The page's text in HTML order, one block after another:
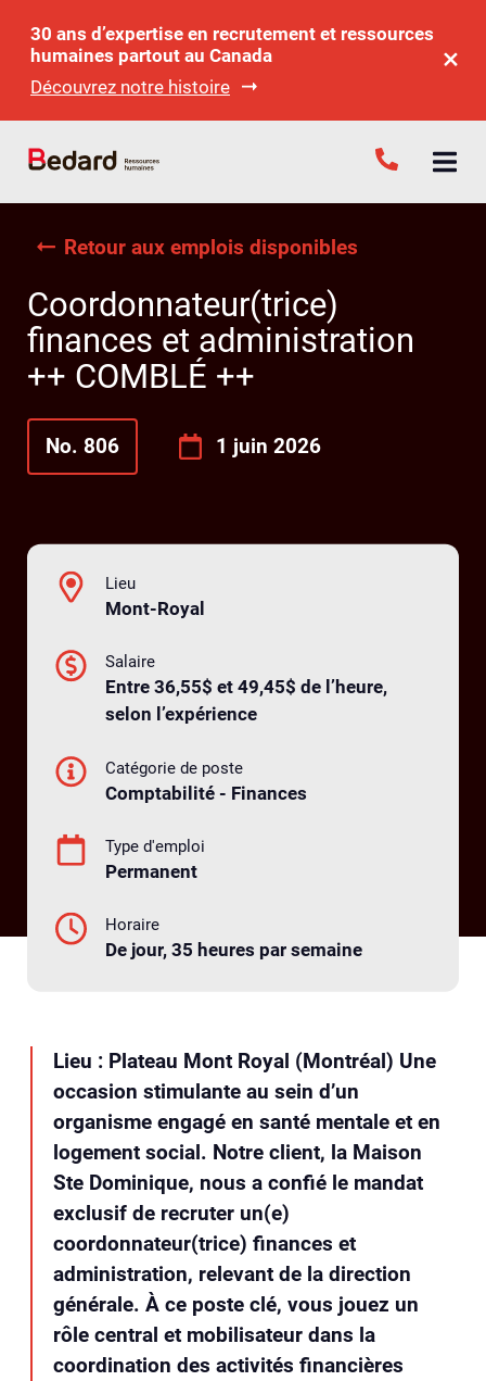
30 ans d’expertise en recrutement et ressources
humaines partout au Canada
Découvrez notre histoire
Retour aux emplois disponibles
Coordonnateur(trice)
finances et administration
++ COMBLÉ ++
No. 806 1 juin 2026
Lieu
Mont-Royal
Salaire
Entre 36,55$ et 49,45$ de l’heure,
selon l’expérience
Catégorie de poste
Comptabilité - Finances
Type d'emploi
Permanent
Horaire
De jour, 35 heures par semaine
Lieu : Plateau Mont Royal (Montréal) Une
occasion stimulante au sein d’un
organisme engagé en santé mentale et en
logement social. Notre client, la Maison
Ste Dominique, nous a confié le mandat
exclusif de recruter un(e)
coordonnateur(trice) finances et
administration, relevant de la direction
générale. À ce poste clé, vous jouez un
rôle central et mobilisateur dans la
coordination des activités financières